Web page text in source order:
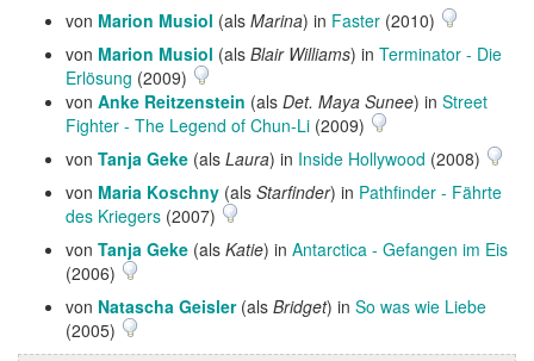
von Marion Musiol (als Marina) in Faster (2010)
von Marion Musiol (als Blair Williams) in Terminator - Die
Erlösung (2009)
von Anke Reitzenstein (als Det. Maya Sunee) in Street
Fighter - The Legend of Chun-Li (2009)
von Tanja Geke (als Laura) in Inside Hollywood (2008)
von Maria Koschny (als Starfinder) in Pathfinder - Fährte
des Kriegers (2007)
von Tanja Geke (als Katie) in Antarctica - Gefangen im Eis
(2006)
von Natascha Geisler(als Bridget) in So was wie Liebe
(2005)